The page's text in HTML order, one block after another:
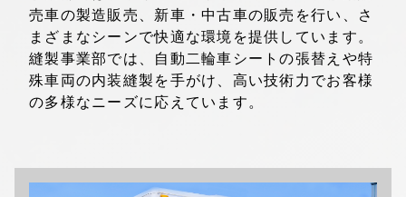
売車の製造販売、新車・中古車の販売を行い、さ
まざまなシーンで快適な環境を提供しています。
縫製事業部では、自動二輪車シートの張替えや特
殊車両の内装縫製を手がけ、高い技術力でお客様
の多様なニーズに応えています。